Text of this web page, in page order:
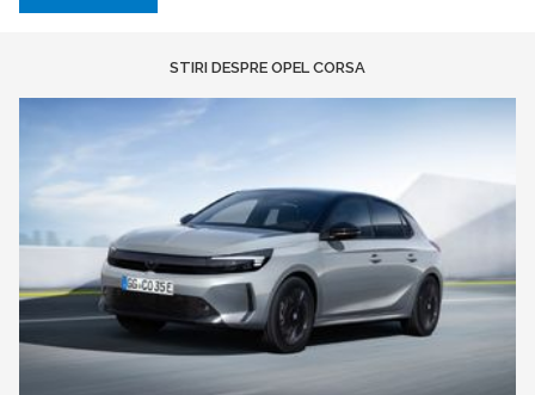
STIRI DESPRE OPEL CORSA